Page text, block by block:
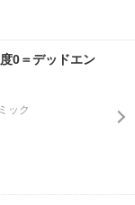
0＝デッドエン
ック